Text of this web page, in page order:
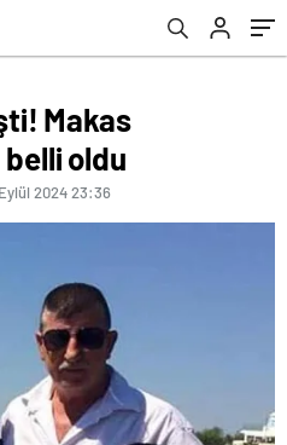
Makas
belli oldu
2024 23:36